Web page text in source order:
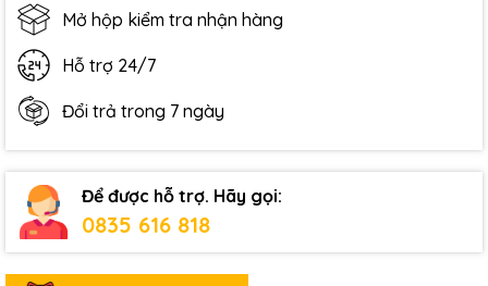
Mở hộp kiểm tra nhận hàng
Hỗ trợ 24/7
Đổi trả trong 7 ngày
Để được hỗ trợ. Hãy gọi:
0835 616 818